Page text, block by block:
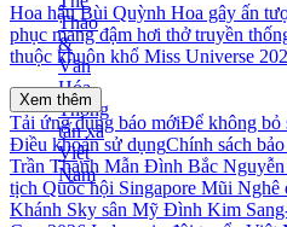
Hoa hậu Bùi Quỳnh Hoa gây ấn
phục mang đậm hơi thở truyền
thuộc khuôn khổ Miss Universe
Xem thêm
Tải ứng dụng báo mớiĐể không bỏ
Điều khoản sử dụngChính sách
Trần Thanh Mẫn Đình Bắc
tịch Quốc hội Singapore Mũi Nghê
Khánh Sky sân Mỹ Đình Kim